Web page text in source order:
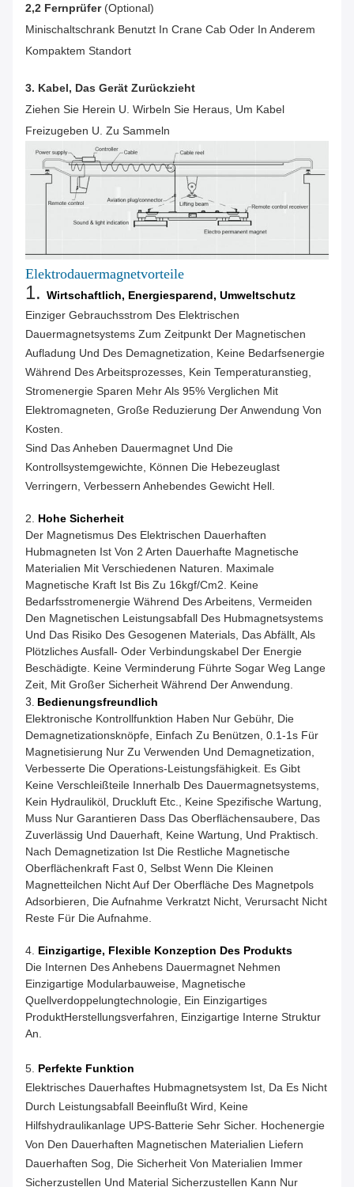
2,2 Fernprüfer(optional)
Minischaltschrank Benutzt In Crane Cab Oder In Anderem
Kompaktem Standort
3. Kabel, Das Gerät Zurückzieht
Ziehen Sie Herein U. Wirbeln Sie Heraus, Um Kabel
Freizugeben U. Zu Sammeln
Elektrodauermagnetvorteile
1. Wirtschaftlich, Energiesparend, Umweltschutz
Einziger Gebrauchsstrom Des Elektrischen
Dauermagnetsystems Zum Zeitpunkt Der Magnetischen
Aufladung Und Des Demagnetization, Keine Bedarfsenergie
Während Des Arbeitsprozesses, Kein Temperaturanstieg,
Stromenergie Sparen Mehr Als 95% Verglichen Mit
Elektromagneten, Große Reduzierung Der Anwendung Von
Kosten.
Sind Das Anheben Dauermagnet Und Die
Kontrollsystemgewichte, Können Die Hebezeuglast
Verringern, Verbessern Anhebendes Gewicht Hell.
2. Hohe Sicherheit
Der Magnetismus Des Elektrischen Dauerhaften
Hubmagneten Ist Von 2 Arten Dauerhafte Magnetische
Materialien Mit Verschiedenen Naturen. Maximale
Magnetische Kraft Ist Bis Zu 16kgf/cm2. Keine
Bedarfsstromenergie Während Des Arbeitens, Vermeiden
Den Magnetischen Leistungsabfall Des Hubmagnetsystems
Und Das Risiko Des Gesogenen Materials, Das Abfällt, Als
Plötzliches Ausfall- Oder Verbindungskabel Der Energie
Beschädigte. Keine Verminderung Führte Sogar Weg Lange
Zeit, Mit Großer Sicherheit Während Der Anwendung.
3. Bedienungsfreundlich
Elektronische Kontrollfunktion Haben Nur Gebühr, Die
Demagnetizationsknöpfe, Einfach Zu Benützen, 0.1-1s Für
Magnetisierung Nur Zu Verwenden Und Demagnetization,
Verbesserte Die Operations-Leistungsfähigkeit. Es Gibt
Keine Verschleißteile Innerhalb Des Dauermagnetsystems,
Kein Hydrauliköl, Druckluft Etc., Keine Spezifische Wartung,
Muss Nur Garantieren Dass Das Oberflächensaubere, Das
Zuverlässig Und Dauerhaft, Keine Wartung, Und Praktisch.
Nach Demagnetization Ist Die Restliche Magnetische
Oberflächenkraft Fast 0, Selbst Wenn Die Kleinen
Magnetteilchen Nicht Auf Der Oberfläche Des Magnetpols
Adsorbieren, Die Aufnahme Verkratzt Nicht, Verursacht Nicht
Reste Für Die Aufnahme.
4. Einzigartige, Flexible Konzeption Des Produkts
Die Internen Des Anhebens Dauermagnet Nehmen
Einzigartige Modularbauweise, Magnetische
Quellverdoppelungtechnologie, Ein Einzigartiges
ProduktHerstellungsverfahren, Einzigartige Interne Struktur
An.
5. Perfekte Funktion
Elektrisches Dauerhaftes Hubmagnetsystem Ist, Da Es Nicht
Durch Leistungsabfall Beeinflußt Wird, Keine
Hilfshydraulikanlage UPS-Batterie Sehr Sicher. Hochenergie
Von Den Dauerhaften Magnetischen Materialien Liefern
Dauerhaften Sog, Die Sicherheit Von Materialien Immer
Sicherzustellen Und Material Sicherzustellen Kann Nur